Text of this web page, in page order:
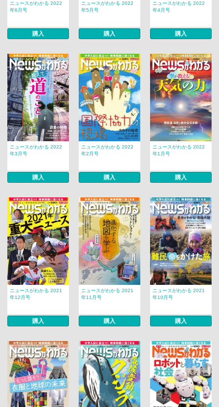
ニュースがわかる 2022
年6月号
購入
ニュースがわかる 2022
年5月号
購入
ニュースがわかる 2022
年4月号
購入
ニュースがわかる 2022
年3月号
購入
ニュースがわかる 2022
年2月号
購入
ニュースがわかる 2022
年1月号
購入
ニュースがわかる 2021
年12月号
購入
ニュースがわかる 2021
年11月号
購入
ニュースがわかる 2021
年10月号
購入